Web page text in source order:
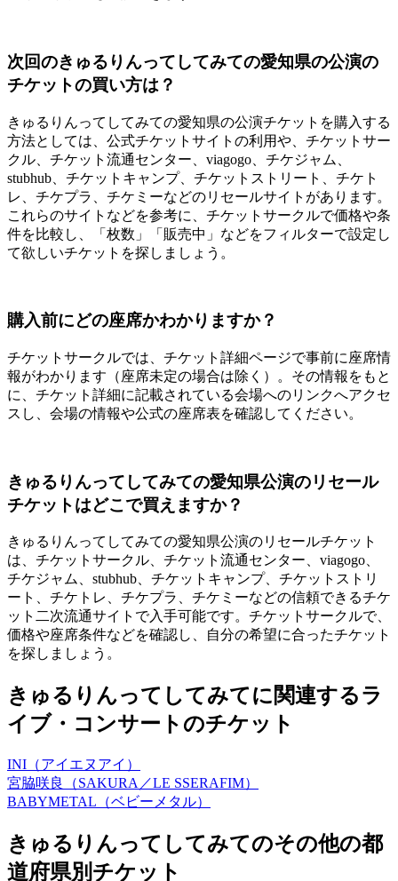
次回のきゅるりんってしてみての愛知県の公演の
チケットの買い方は？
きゅるりんってしてみての愛知県の公演チケットを購入する
方法としては、公式チケットサイトの利用や、チケットサー
クル、チケット流通センター、viagogo、チケジャム、
stubhub、チケットキャンプ、チケットストリート、チケト
レ、チケプラ、チケミーなどのリセールサイトがあります。
これらのサイトなどを参考に、チケットサークルで価格や条
件を比較し、「枚数」「販売中」などをフィルターで設定し
て欲しいチケットを探しましょう。
購入前にどの座席かわかりますか？
チケットサークルでは、チケット詳細ページで事前に座席情
報がわかります（座席未定の場合は除く）。その情報をもと
に、チケット詳細に記載されている会場へのリンクへアクセ
スし、会場の情報や公式の座席表を確認してください。
きゅるりんってしてみての愛知県公演のリセール
チケットはどこで買えますか？
きゅるりんってしてみての愛知県公演のリセールチケット
は、チケットサークル、チケット流通センター、viagogo、
チケジャム、stubhub、チケットキャンプ、チケットストリ
ート、チケトレ、チケプラ、チケミーなどの信頼できるチケ
ット二次流通サイトで入手可能です。チケットサークルで、
価格や座席条件などを確認し、自分の希望に合ったチケット
を探しましょう。
きゅるりんってしてみてに関連するラ
イブ・コンサートのチケット
INI（アイエヌアイ）
宮脇咲良（SAKURA／LE SSERAFIM）
BABYMETAL（ベビーメタル）
きゅるりんってしてみてのその他の都
道府県別チケット